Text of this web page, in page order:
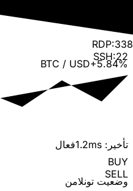
SSH:22
BTC / USD+5.84%
تأخیر: 1.2ms
فعال
BUY
SELL
وضعیت تونلامن